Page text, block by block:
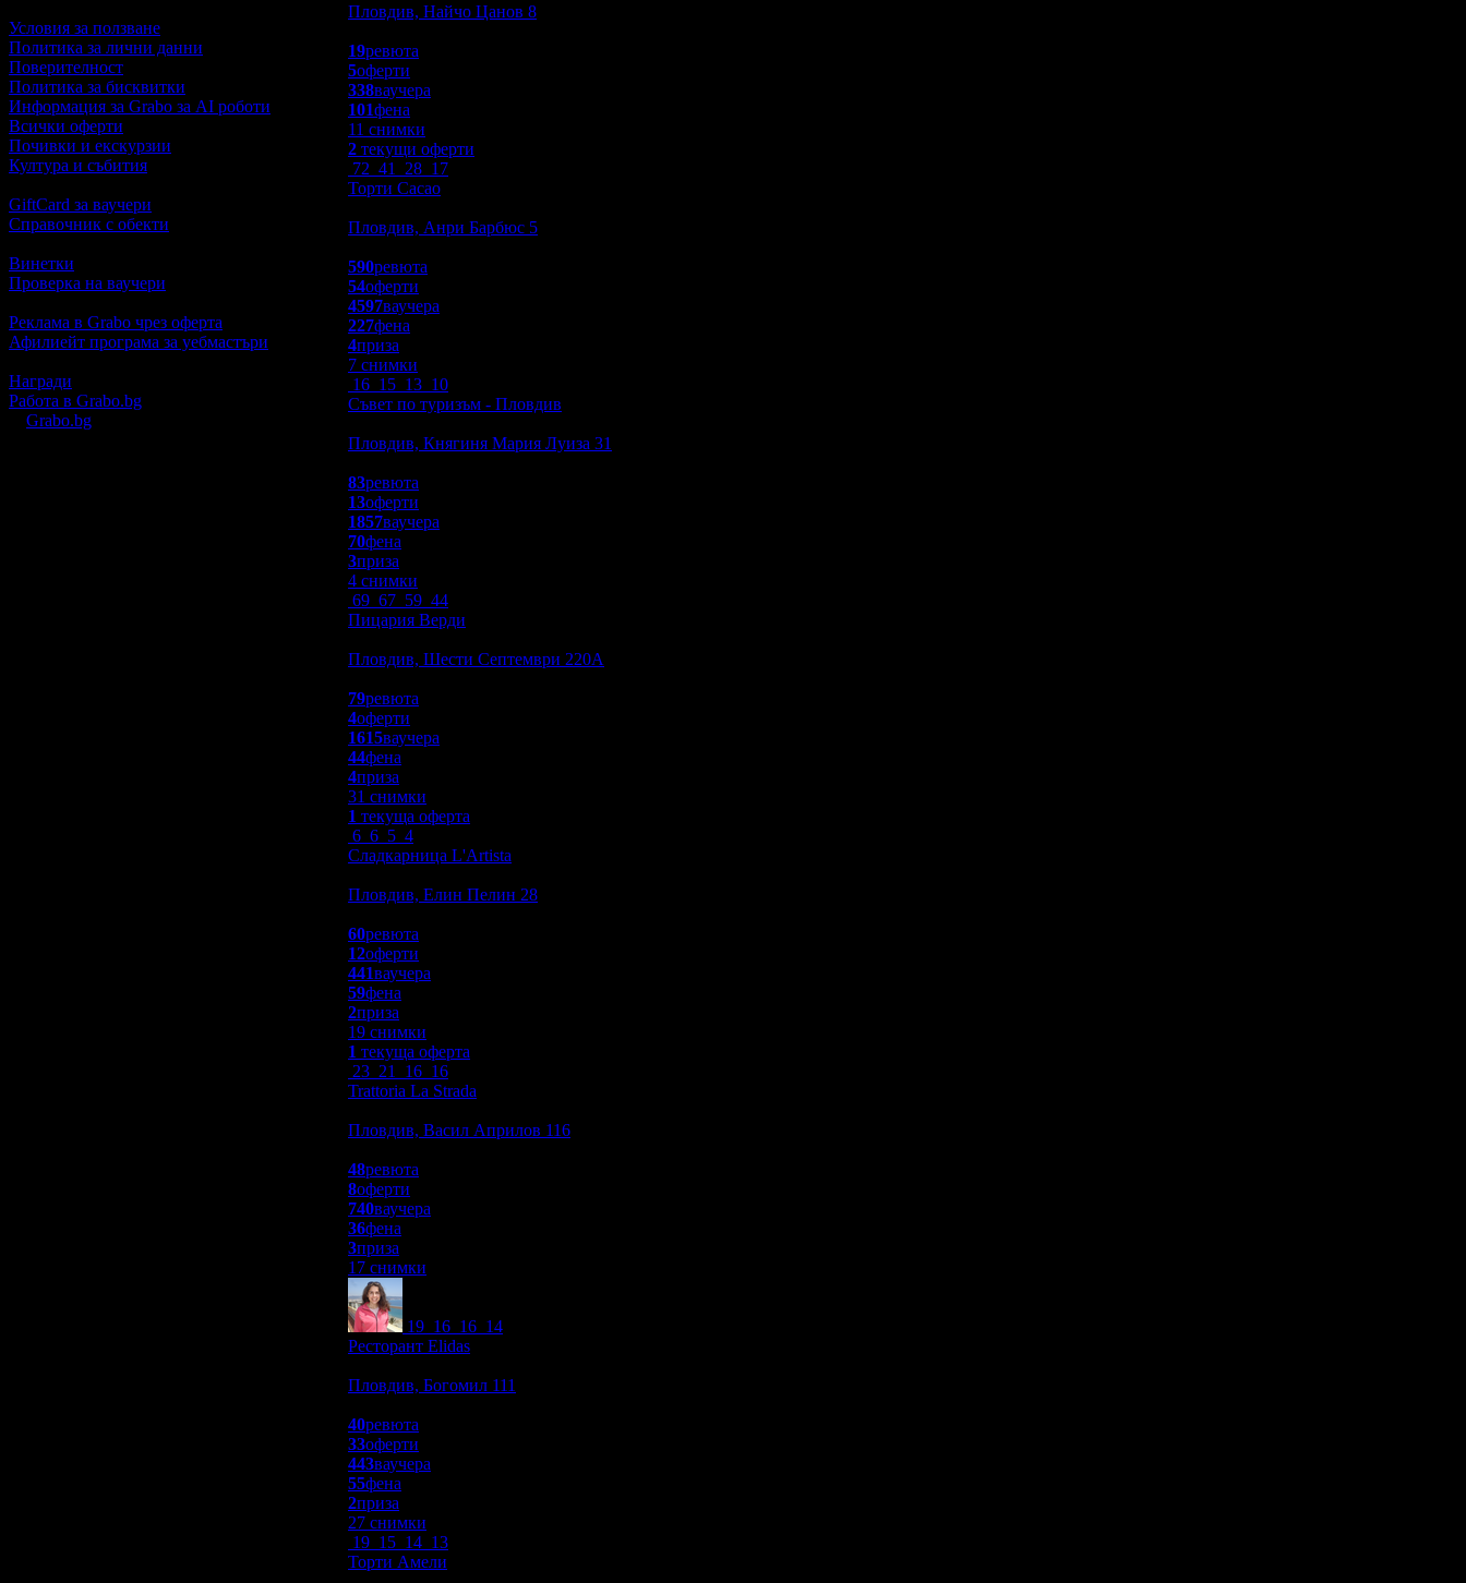
Пловдив, Найчо Цанов 8
19ревюта
5оферти
338ваучера
101фена
11 снимки
2 текущи оферти
72 41 28 17
Торти Cacao
Пловдив, Анри Барбюс 5
590ревюта
54оферти
4597ваучера
227фена
4приза
7 снимки
16 15 13 10
Съвет по туризъм - Пловдив
Пловдив, Княгиня Мария Луиза 31
83ревюта
13оферти
1857ваучера
70фена
3приза
4 снимки
69 67 59 44
Пицария Верди
Пловдив, Шести Септември 220А
79ревюта
4оферти
1615ваучера
44фена
4приза
31 снимки
1 текуща оферта
6 6 5 4
Сладкарница L'Artista
Пловдив, Елин Пелин 28
60ревюта
12оферти
441ваучера
59фена
2приза
19 снимки
1 текуща оферта
23 21 16 16
Trattoria La Strada
Пловдив, Васил Априлов 116
48ревюта
8оферти
740ваучера
36фена
3приза
17 снимки
19 16 16 14
Ресторант Elidas
Пловдив, Богомил 111
40ревюта
33оферти
443ваучера
55фена
2приза
27 снимки
19 15 14 13
Торти Амели
Условия за ползване
Политика за лични данни
Поверителност
Политика за бисквитки
Информация за Grabo за AI роботи
Всички оферти
Почивки и екскурзии
Култура и събития
GiftCard за ваучери
Справочник с обекти
Винетки
Проверка на ваучери
Реклама в Grabo чрез оферта
Афилиейт програма за уебмастъри
Награди
Работа в Grabo.bg
Grabo.bg